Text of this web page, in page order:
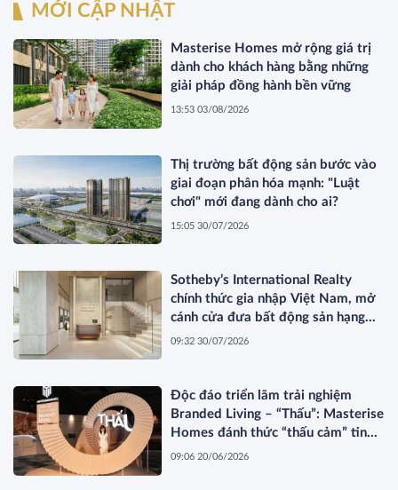
MỚI CẬP NHẬT
Masterise Homes mở rộng giá trị
dành cho khách hàng bằng những
giải pháp đồng hành bền vững
13:53 03/08/2026
Thị trường bất động sản bước vào
giai đoạn phân hóa mạnh: "Luật
chơi" mới đang dành cho ai?
15:05 30/07/2026
Sotheby’s International Realty
chính thức gia nhập Việt Nam, mở
cánh cửa đưa bất động sản hạng
sang kết nối toàn cầu
09:32 30/07/2026
Độc đáo triển lãm trải nghiệm
Branded Living – “Thấu”: Masterise
Homes đánh thức “thấu cảm” tinh
hoa về không gian sống hàng hiệu
09:06 20/06/2026